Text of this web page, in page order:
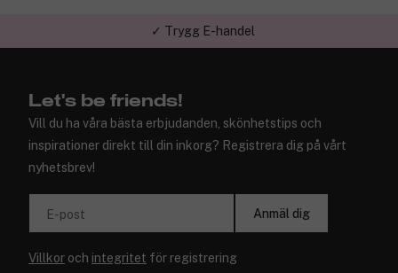
✓ Trygg E-handel
Let's be friends!
Vill du ha våra bästa erbjudanden, skönhetstips och
inspirationer direkt till din inkorg? Registrera dig på vårt
nyhetsbrev!
E-post Anmäl dig
Villkor och integritet för registrering